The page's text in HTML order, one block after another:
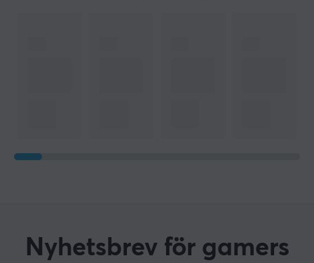
Nyhetsbrev för gamers